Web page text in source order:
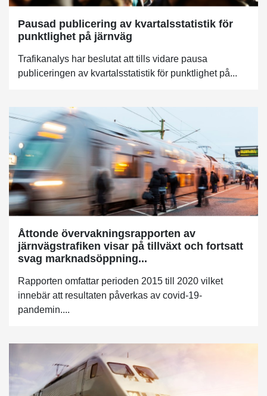
Pausad publicering av kvartalsstatistik för
punktlighet på järnväg
Trafikanalys har beslutat att tills vidare pausa
publiceringen av kvartalsstatistik för punktlighet på...
Åttonde övervakningsrapporten av
järnvägstrafiken visar på tillväxt och fortsatt
svag marknadsöppning...
Rapporten omfattar perioden 2015 till 2020 vilket
innebär att resultaten påverkas av covid-19-
pandemin....